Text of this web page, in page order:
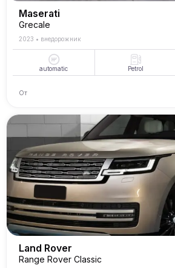
Maserati
Grecale
2023 • внедорожник
automatic Petrol
От
Land Rover
Range Rover Classic